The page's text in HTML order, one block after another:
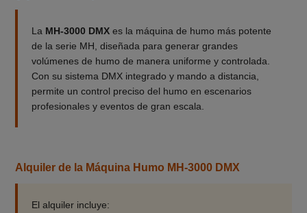
La MH-3000 DMXes la máquina de humo más potente
de la serie MH, diseñada para generar grandes
volúmenes de humo de manera uniforme y controlada.
Con su sistema DMX integrado y mando a distancia,
permite un control preciso del humo en escenarios
profesionales y eventos de gran escala.
Alquiler de la Máquina Humo MH-3000 DMX
El alquiler incluye: